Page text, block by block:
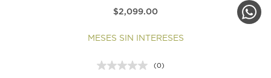
$2,099.00
MESES SIN INTERESES
Sin
(0)